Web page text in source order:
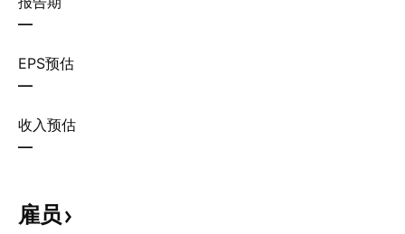
—
EPS预估
—
收入预估
—
雇员